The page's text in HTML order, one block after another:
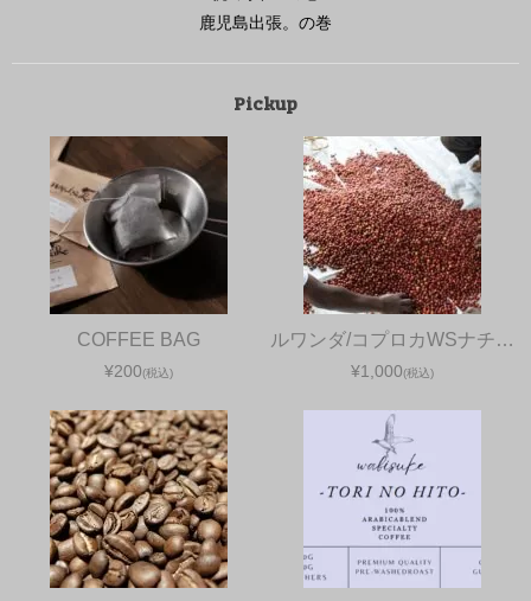
鹿児島出張。の巻
Pickup
COFFEE BAG
¥200(税込)
ルワンダ/コプロカWSナチ…
¥1,000(税込)